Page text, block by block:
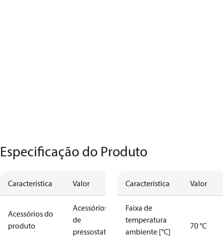
Especificação do Produto
Característica Valor
Acessórios do
produto
Acessórios
de
pressostatos
Característica Valor
Faixa de
temperatura
ambiente [°C]
70 °C